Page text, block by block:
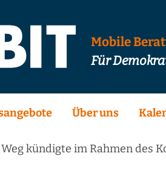
Mobile
Für
Über uns
kündigte im Rahmen des